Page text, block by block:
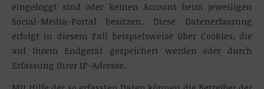
eingeloggt sind oder keinen Account beim jeweiligen
Social-Media-Portal besitzen. Diese Datenerfassung
erfolgt in diesem Fall beispielsweise über Cookies, die
auf Ihrem Endgerät gespeichert werden oder durch
Erfassung Ihrer IP-Adresse.